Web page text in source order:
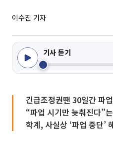
이수진 기자
기사 듣기
긴급조정권땐 30일간 파
“파업 시기만 늦춰진다”
학계, 사실상 ‘파업 중단’